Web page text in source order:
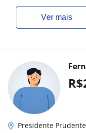
ver mais
Presidente Prudente